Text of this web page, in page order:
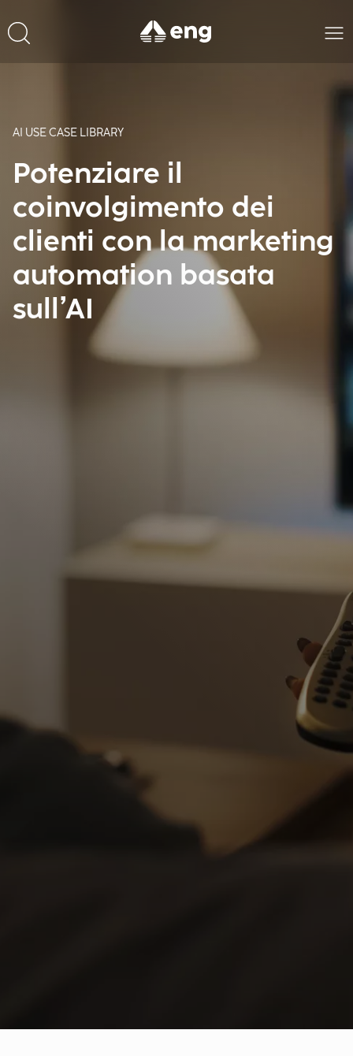
AI USE CASE LIBRARY
Potenziare il
coinvolgimento dei
clienti con la marketing
automation basata
sull’AI